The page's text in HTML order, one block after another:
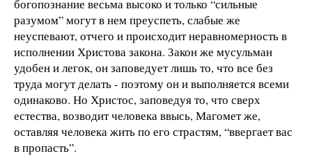
богопознание весьма высоко и только “сильные
разумом” могут в нем преуспеть, слабые же
неуспевают, отчего и происходит неравномерность в
исполнении Христова закона. Закон же мусульман
удобен и легок, он заповедует лишь то, что все без
труда могут делать - поэтому он и выполняется всеми
одинаково. Но Христос, заповедуя то, что сверх
естества, возводит человека ввысь, Магомет же,
оставляя человека жить по его страстям, “ввергает вас
в пропасть”.